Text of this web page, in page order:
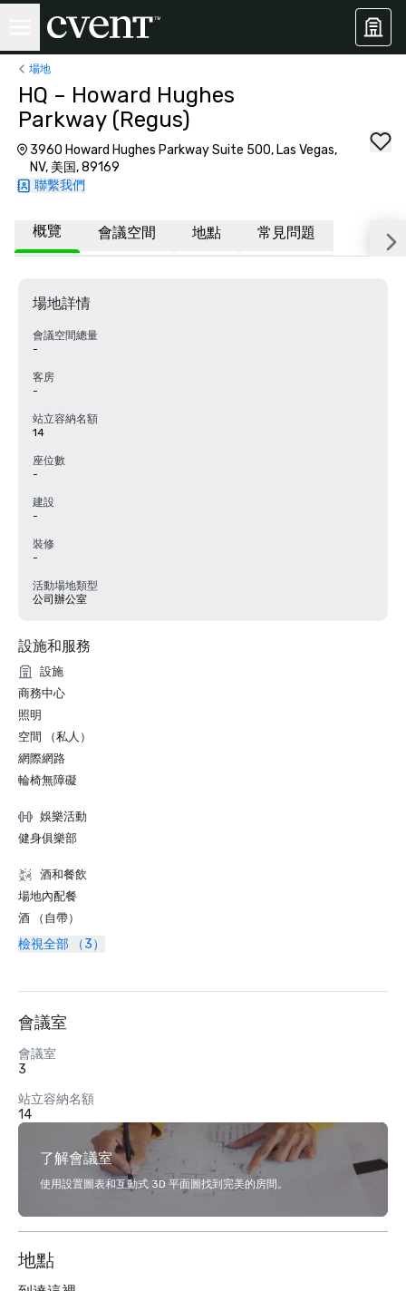
場地
HQ – Howard Hughes
Parkway (Regus)
3960 Howard Hughes Parkway Suite 500, Las Vegas,
NV, 美国, 89169
聯繫我們
概覽 會議空間 地點 常見問題
場地詳情
會議空間總量
-
客房
-
站立容納名額
14
座位數
-
建設
-
裝修
-
活動場地類型
公司辦公室
設施和服務
設施
商務中心
照明
空間 （私人）
網際網路
輪椅無障礙
娛樂活動
健身俱樂部
酒和餐飲
場地內配餐
酒 （自帶）
檢視全部 （3）
會議室
會議室
3
站立容納名額
14
了解會議室
使用設置圖表和互動式 3D 平面圖找到完美的房間。
地點